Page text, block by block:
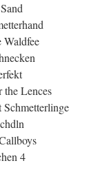
Waldfee
the Lences
Schmetterlinge
4